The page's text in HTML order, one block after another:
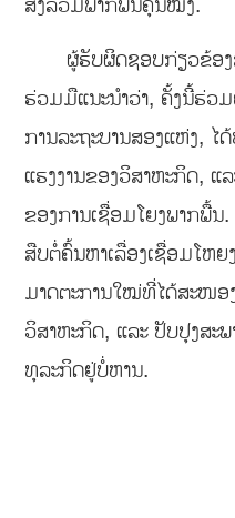
ຜູ້ຮັບຜິດຊອບກ່ຽວຂ້ອ
ຮ່ວມມືແນະນໍາວ່າ, ຄັ້ງນີ້ຮ່ວ
ການລະຖະບານສອງແຫ່ງ, ໄ
ແຮງງານຂອງວິສາຫະກິດ, ແ
ຂອງການເຊື່ອມໂຍງພາກພື້
ສືບຕໍ່ຄົ້ນຫາເລື່ອງເຊື່ອມໂຫຍ
ມາດຕະການໃໝ່ທີ່ໄດ້ສະໜອ
ວິສາຫະກິດ, ແລະ ປັບປຸງສະ
ທຸລະກິດຢູ່ບໍ່ຫານ.